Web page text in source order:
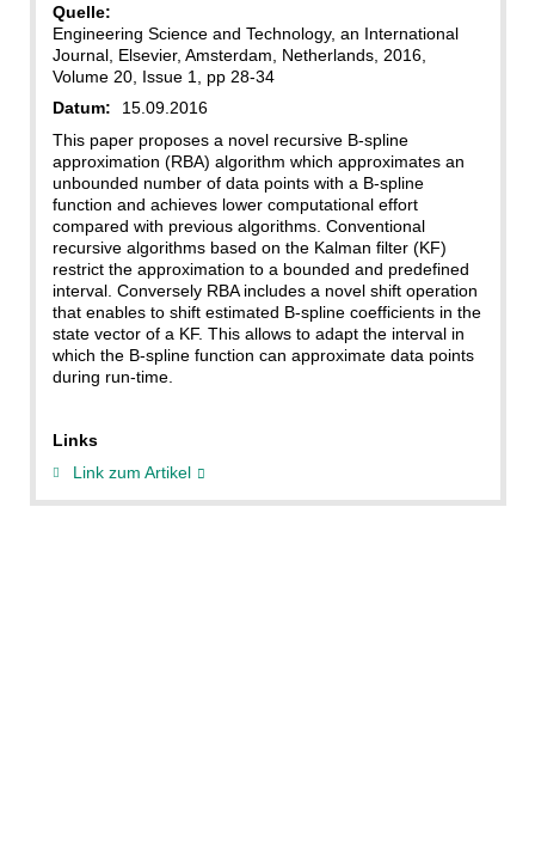
Quelle:
Engineering Science and Technology, an International
Journal, Elsevier, Amsterdam, Netherlands, 2016,
Volume 20, Issue 1, pp 28-34
Datum:
15.09.2016
This paper proposes a novel recursive B-spline
approximation (RBA) algorithm which approximates an
unbounded number of data points with a B-spline
function and achieves lower computational effort
compared with previous algorithms. Conventional
recursive algorithms based on the Kalman filter (KF)
restrict the approximation to a bounded and predefined
interval. Conversely RBA includes a novel shift operation
that enables to shift estimated B-spline coefficients in the
state vector of a KF. This allows to adapt the interval in
which the B-spline function can approximate data points
during run-time.
Links
Link zum Artikel